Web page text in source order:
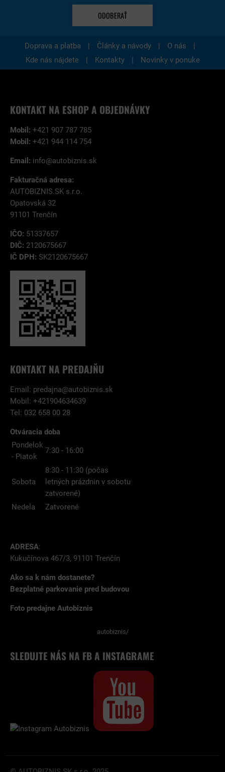
ODOBERAŤ
Doprava a platba | Články a návody | O nás
|
Kde nás nájdete
| Kontakty | Novinky v ponuke
KONTAKT NA ESHOP A OBJEDNÁVKY
Mobil: +421 907 787 785
Mobil: +421 944 114 754
Email: info@autobiznis.sk
Fakturačná adresa:
AUTOBIZNIS.SK s.r.o.
Opatovská 32
91101 Trenčín
IČO: 51337657
DIČ: 2120675667
IČ DPH: SK2120675667
KONTAKT NA PREDAJŇU
Email: predajna@autobiznis.sk
Mobil: +421904634639
Tel: 032 658 00 28
Otváracia doba
Pondelok
- Piatok
7:30 - 16:00
Sobota
8:30 - 11:30 (počas
letných prázdnin v sobotu
zatvorené)
Nedela
Zatvorené
ADRESA:
Kukučínova 467/3, 91101 Trenčín
Ako sa k nám dostanete?
Bezplatné parkovanie pred budovou
Foto predajne Autobiznis
autobiznis/
SLEDUJTE NÁS NA FB A INSTAGRAME